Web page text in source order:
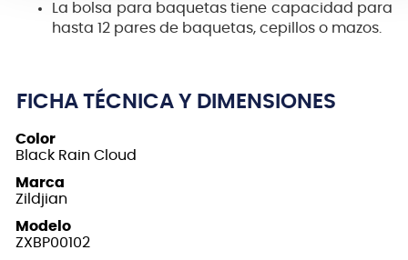
La bolsa para baquetas tiene capacidad para
hasta 12 pares de baquetas, cepillos o mazos.
FICHA TÉCNICA Y DIMENSIONES
Color
Black Rain Cloud
Marca
Zildjian
Modelo
ZXBP00102